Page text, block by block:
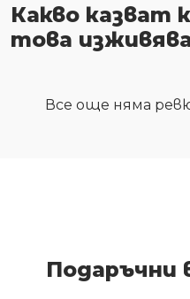
Какво казват
това
Все още няма
Подаръчни